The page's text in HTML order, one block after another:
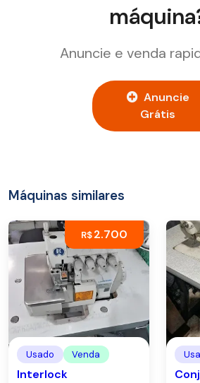
Anuncie e venda
Anuncie
Grátis
Máquinas similares
R$2.700
Usado Venda
Interlock